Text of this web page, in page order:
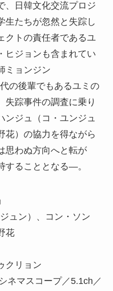
、日韓文化交流プロジ
生たちが忽然と失踪し
クトの責任者であるユ
ヒジョンも含まれてい
ミョンジン
の後輩でもあるユミの
失踪事件の調査に乗り
ンジュ（コ・ユンジュ
花）の協力を得ながら
思わぬ方向へと転が
することとなる—。
ュン）、コン・ソン
花
クリョン
ネマスコープ／5.1ch／